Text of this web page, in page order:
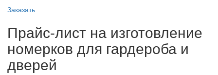
Заказать
Прайс-лист на изготовление
номерков для гардероба и
дверей